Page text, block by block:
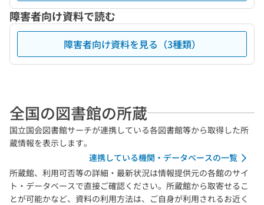
障害者向け資料で読む
障害者向け資料を見る（3種類）
全国の図書館の所蔵
国立国会図書館サーチが連携している各図書館等から取得した所
蔵情報を表示します。
連携している機関・データベースの一覧
所蔵館、利用可否等の詳細・最新状況は情報提供元の各館のサイ
ト・データベースで直接ご確認ください。所蔵館から取寄せるこ
とが可能かなど、資料の利用方法は、ご自身が利用されるお近く